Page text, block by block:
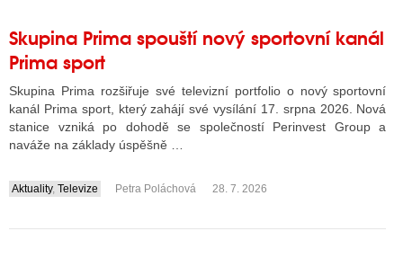
VYSÍLAČE
INTERNET
STRÁNKY RÁDIÍ
STRÁNKY TV
Skupina Prima spouští nový sportovní kanál
Prima sport
Skupina Prima rozšiřuje své televizní portfolio o nový sportovní
kanál Prima sport, který zahájí své vysílání 17. srpna 2026. Nová
stanice vzniká po dohodě se společností Perinvest Group a
naváže na základy úspěšně …
....
Aktuality, Televize Petra Poláchová 28. 7. 2026